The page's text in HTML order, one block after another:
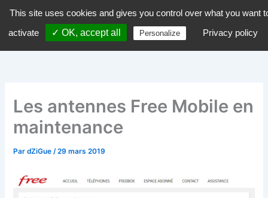
contenu
dZiGue
Les antennes Free Mobile en
maintenance
PardZiGue/29 mars 2019
This site uses cookies and gives you control over what you want
activate
✓ OK, accept all Personalize Privacy policy